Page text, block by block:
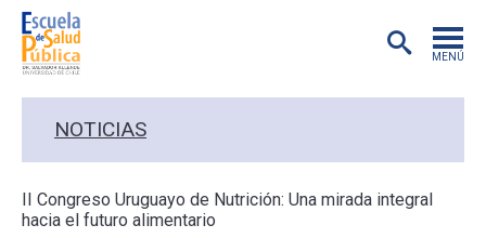
MENÚ
NOTICIAS
II Congreso Uruguayo de Nutrición: Una mirada integral
hacia el futuro alimentario